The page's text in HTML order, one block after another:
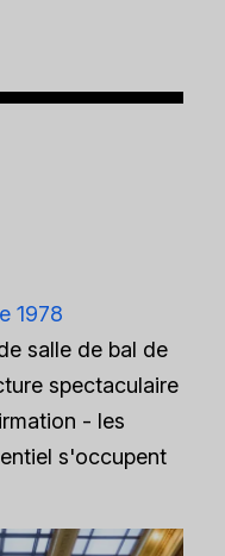
1978
salle de bal de
spectaculaire
- les
s'occupent